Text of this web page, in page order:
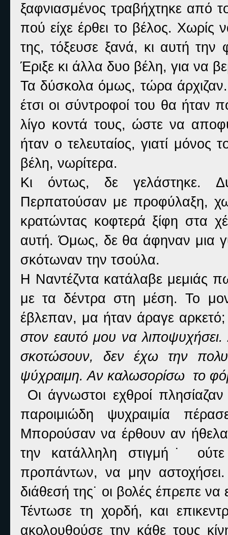
ξαφνιασμένος τραβήχτηκε από
πού είχε έρθει το βέλος. Χωρίς
της, τόξευσε ξανά, κι αυτή
Έριξε κι άλλα δυο βέλη, για να
Τα δύσκολα όμως, τώρα
έτσι οι σύντροφοί του θα ήταν
λίγο κοντά τους, ώστε να
ήταν ο τελευταίος, γιατί μόνος
βέλη, νωρίτερα.
Κι όντως, δε γελάστηκε.
Περπατούσαν με προφύλαξη,
κρατώντας κοφτερά ξίφη στα
αυτή. Όμως, δε θα άφηναν μια
σκότωναν την τσούλα.
Η Ναντέζντα κατάλαβε μεμιάς
με τα δέντρα στη μέση. Το
έβλεπαν, μα ήταν άραγε
στον εαυτό μου να λιποψυχήσει.
σκοτώσουν, δεν έχω την
ψύχραιμη. Αν καλωσορίσω το
Οι άγνωστοι εχθροί
παροιμιώδη ψυχραιμία
Μπορούσαν να έρθουν αν
την κατάλληλη στιγμή˙
προπάντων, να μην
διάθεσή της˙ οι βολές έπρεπε να
Τέντωσε τη χορδή, και
ακολουθούσε την κάθε τους